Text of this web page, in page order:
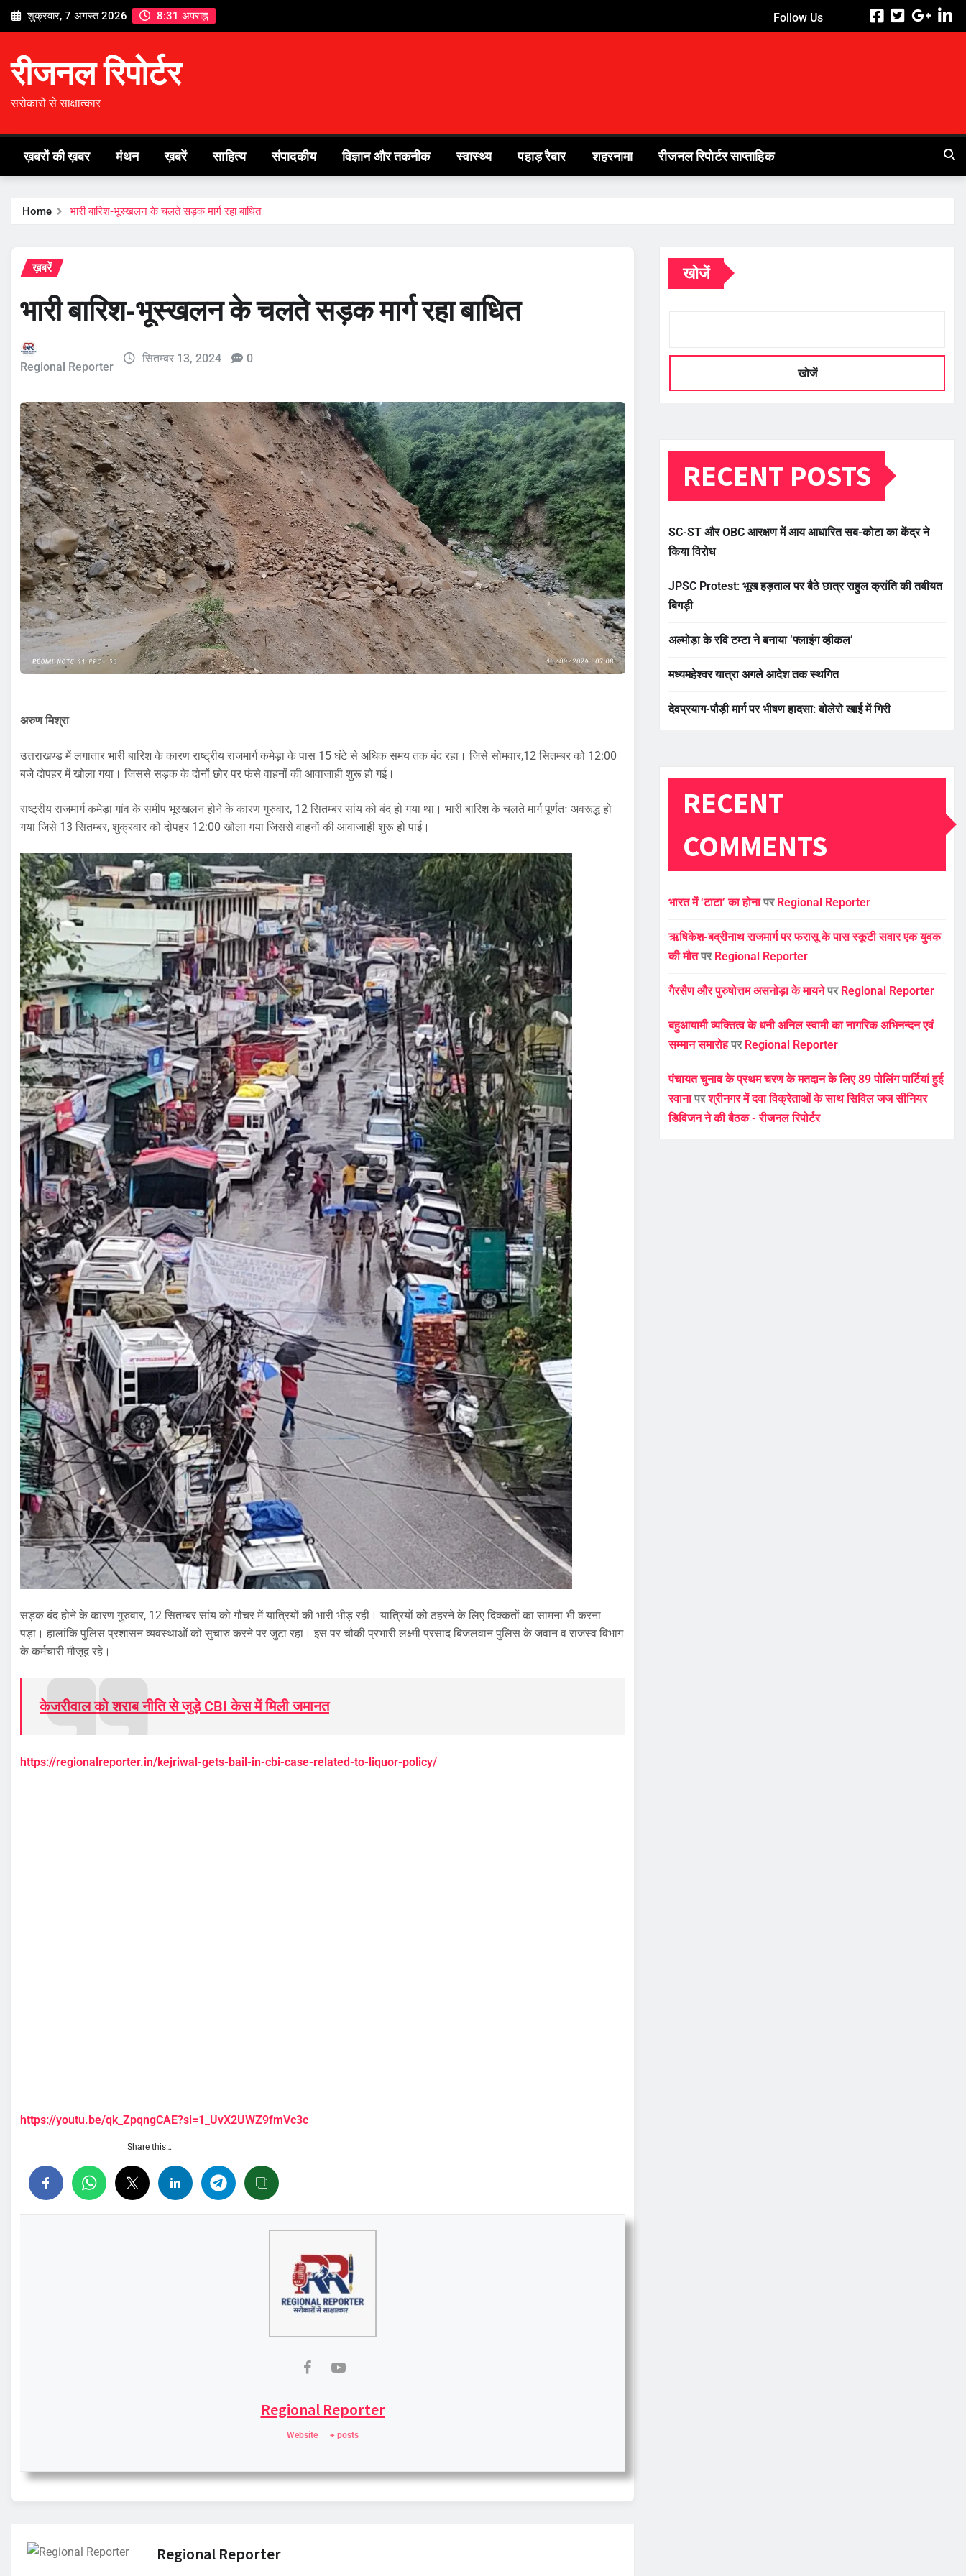
Skip
शुक्रवार, 7 अगस्त 2026 8:31 अपराह्न Follow Us
रीजनल रिपोर्टर
सरोकारों से साक्षात्कार
ख़बरों की ख़बर मंथन ख़बरें साहित्य संपादकीय विज्ञान और तकनीक स्वास्थ्य पहाड़ रैबार शहरनामा रीजनल रिपोर्टर साप्ताहिक
Home भारी बारिश-भूस्खलन के चलते सड़क मार्ग रहा बाधित
ख़बरें
भारी बारिश-भूस्खलन के चलते सड़क मार्ग रहा बाधित
Regional Reporter
सितम्बर 13, 2024 0
अरुण मिश्रा
उत्तराखण्ड में लगातार भारी बारिश के कारण राष्ट्रीय राजमार्ग कमेड़ा के पास 15 घंटे से अधिक समय तक बंद रहा। जिसे सोमवार,12 सितम्बर को 12:00
बजे दोपहर में खोला गया। जिससे सड़क के दोनों छोर पर फंसे वाहनों की आवाजाही शुरू हो गई।
राष्ट्रीय राजमार्ग कमेड़ा गांव के समीप भूस्खलन होने के कारण गुरुवार, 12 सितम्बर सांय को बंद हो गया था। भारी बारिश के चलते मार्ग पूर्णतः अवरूद्ध हो
गया जिसे 13 सितम्बर, शुक्रवार को दोपहर 12:00 खोला गया जिससे वाहनों की आवाजाही शुरू हो पाई।
सड़क बंद होने के कारण गुरुवार, 12 सितम्बर सांय को गौचर में यात्रियों की भारी भीड़ रही। यात्रियों को ठहरने के लिए दिक्कतों का सामना भी करना
पड़ा। हालांकि पुलिस प्रशासन व्यवस्थाओं को सुचारु करने पर जुटा रहा। इस पर चौकी प्रभारी लक्ष्मी प्रसाद बिजलवान पुलिस के जवान व राजस्व विभाग
के कर्मचारी मौजूद रहे।
केजरीवाल को शराब नीति से जुड़े CBI केस में मिली जमानत
https://regionalreporter.in/kejriwal-gets-bail-in-cbi-case-related-to-liquor-policy/
https://youtu.be/qk_ZpqngCAE?si=1_UvX2UWZ9fmVc3c
Share this…
Regional Reporter
Website + posts
Regional Reporter
खोजें
खोजें
RECENT POSTS
SC-ST और OBC आरक्षण में आय आधारित सब-कोटा का केंद्र ने
किया विरोध
JPSC Protest: भूख हड़ताल पर बैठे छात्र राहुल क्रांति की तबीयत
बिगड़ी
अल्मोड़ा के रवि टम्टा ने बनाया ‘फ्लाइंग व्हीकल’
मध्यमहेश्वर यात्रा अगले आदेश तक स्थगित
देवप्रयाग-पौड़ी मार्ग पर भीषण हादसा: बोलेरो खाई में गिरी
RECENT
COMMENTS
भारत में ‘टाटा’ का होनापर Regional Reporter
ऋषिकेश-बद्रीनाथ राजमार्ग पर फरासू के पास स्कूटी सवार एक युवक
की मौतपर Regional Reporter
गैरसैण और पुरुषोत्तम असनोड़ा के मायनेपर Regional Reporter
बहुआयामी व्यक्तित्व के धनी अनिल स्वामी का नागरिक अभिनन्दन एवं
सम्मान समारोहपर Regional Reporter
पंचायत चुनाव के प्रथम चरण के मतदान के लिए 89 पोलिंग पार्टियां हुई
रवानापरश्रीनगर में दवा विक्रेताओं के साथ सिविल जज सीनियर
डिविजन ने की बैठक - रीजनल रिपोर्टर